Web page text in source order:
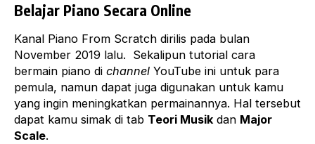
Belajar Piano Secara Online
Kanal Piano From Scratch dirilis pada bulan
November 2019 lalu. Sekalipun tutorial cara
bermain piano di channel YouTube ini untuk para
pemula, namun dapat juga digunakan untuk kamu
yang ingin meningkatkan permainannya. Hal tersebut
dapat kamu simak di tab Teori Musikdan Major
Scale.